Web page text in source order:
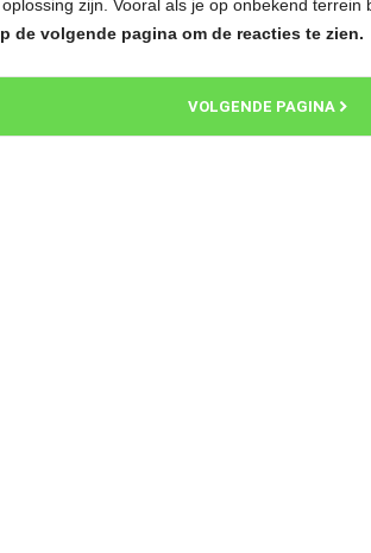
zijn. Vooral als je op onbekend
de volgende pagina om de reacties te zien.
VOLGENDE PAGINA